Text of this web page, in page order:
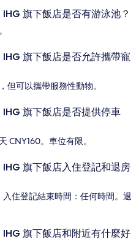
旗下飯店是否有游泳池？
IHG 旗下飯店是否允許攜帶寵
但可以攜帶服務性動物。
IHG 旗下飯店是否提供停車
CNY160。車位有限。
IHG 旗下飯店入住登記和退房
住登記結束時間：任何時間。退
IHG 旗下飯店和附近有什麼好